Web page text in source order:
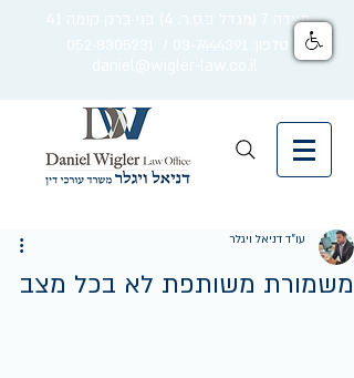
מצדה 7 (מגדל ב.ס.ר. 4) בני ברק קומה 41
משמורת משותפת לא בכל מצב
עו"ד דניאל ויגלר